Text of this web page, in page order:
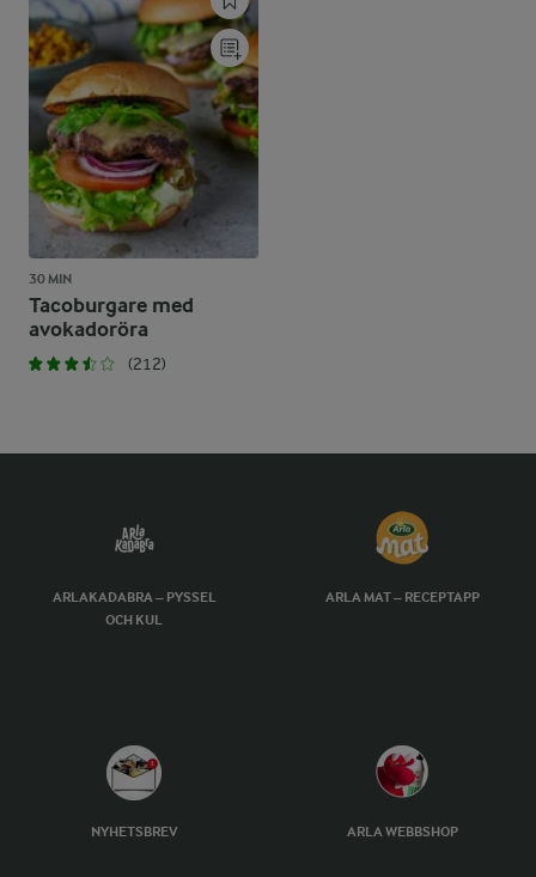
30 MIN
Tacoburgare med
avokadoröra
(212)
ARLAKADABRA – PYSSEL
OCH KUL
ARLA MAT – RECEPTAPP
NYHETSBREV ARLA WEBBSHOP